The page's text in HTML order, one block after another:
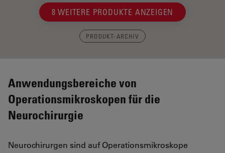
8 WEITERE PRODUKTE ANZEIGEN
PRODUKT-ARCHIV
Anwendungsbereiche von
Operationsmikroskopen für die
Neurochirurgie
Neurochirurgen sind auf Operationsmikroskope